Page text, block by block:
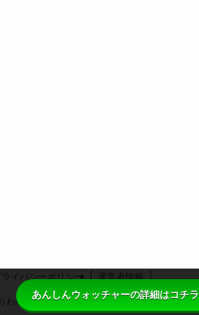
ライバシーポリシー 運営者情報
わが子.
あんしんウォッチャーの詳細はコチラ